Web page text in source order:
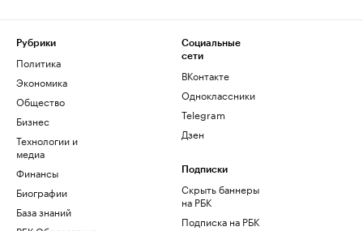
Рубрики
Политика
Экономика
Общество
Бизнес
Технологии и
медиа
Финансы
Биографии
База знаний
Социальные
сети
ВКонтакте
Одноклассники
Telegram
Дзен
Подписки
Скрыть баннеры
на РБК
Подписка на РБК